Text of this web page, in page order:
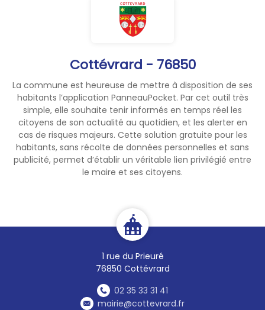
Cottévrard - 76850
La commune est heureuse de mettre à disposition de ses
habitants l’application PanneauPocket. Par cet outil très
simple, elle souhaite tenir informés en temps réel les
citoyens de son actualité au quotidien, et les alerter en
cas de risques majeurs. Cette solution gratuite pour les
habitants, sans récolte de données personnelles et sans
publicité, permet d’établir un véritable lien privilégié entre
le maire et ses citoyens.
1 rue du Prieuré
76850 Cottévrard
02 35 33 31 41
mairie@cottevrard.fr